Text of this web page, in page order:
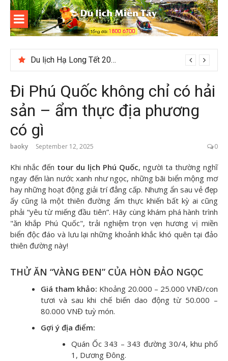
Skip
content
Du lịch
Miền Tây
Du lịch Hạ Long Tết 2026: Hành trình khám phá di sản nổi tiếng
Đi Phú Quốc không chỉ có hải
sản – ẩm thực địa phương
có gì
baoky September 12, 2025 0
Khi nhắc đến tour du lịch Phú Quốc, người ta thường nghĩ
ngay đến làn nước xanh như ngọc, những bãi biển mộng mơ
hay những hoạt động giải trí đẳng cấp. Nhưng ẩn sau vẻ đẹp
ấy cũng là một thiên đường ẩm thực khiến bất kỳ ai cũng
phải “yêu từ miếng đầu tiên”. Hãy cùng khám phá hành trình
"ăn khắp Phú Quốc", trải nghiệm trọn vẹn hương vị miền
biển độc đáo và lưu lại những khoảnh khắc khó quên tại đảo
thiên đường này!
THỬ ĂN “VÀNG ĐEN” CỦA HÒN ĐẢO NGỌC
Giá tham khảo: Khoảng 20.000 – 25.000 VNĐ/con
tươi và sau khi chế biến dao động từ 50.000 –
80.000 VNĐ tuỳ món.
Gợi ý địa điểm:
Quán Ốc 343 – 343 đường 30/4, khu phố
1, Dương Đông.